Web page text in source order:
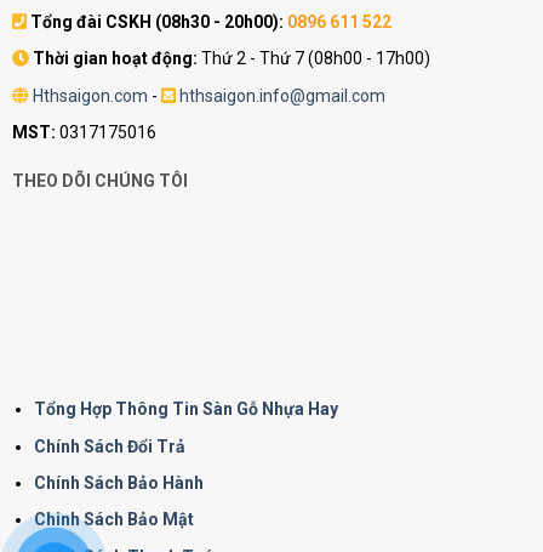
Tổng đài CSKH (08h30 - 20h00): 0896 611 522
Thời gian hoạt động: Thứ 2 - Thứ 7 (08h00 - 17h00)
Hthsaigon.com -
hthsaigon.info@gmail.com
MST: 0317175016
THEO DÕI CHÚNG TÔI
Tổng Hợp Thông Tin Sàn Gỗ Nhựa Hay
Chính Sách Đổi Trả
Chính Sách Bảo Hành
Chinh Sách Bảo Mật